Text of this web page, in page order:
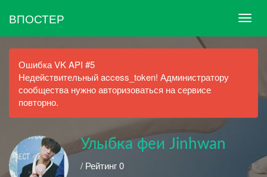
ВПОСТЕР
Ошибка VK API #5
Недействительный access_token! Администратору
сообщества нужно авторизоваться на сервисе
повторно.
Улыбка феи Jinhwan
/ Рейтинг 0